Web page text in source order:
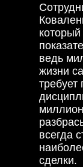
ведь
жизни
требует
всегда
сделки.